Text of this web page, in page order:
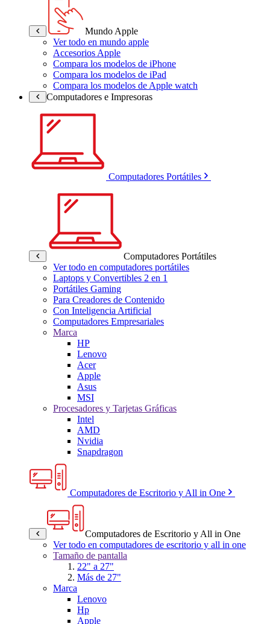
Mundo Apple
Ver todo en mundo apple
Accesorios Apple
Compara los modelos de iPhone
Compara los modelos de iPad
Compara los modelos de Apple watch
Computadores e Impresoras
Computadores Portátiles
Computadores Portátiles
Ver todo en computadores portátiles
Laptops y Convertibles 2 en 1
Portátiles Gaming
Para Creadores de Contenido
Con Inteligencia Artificial
Computadores Empresariales
Marca
HP
Lenovo
Acer
Apple
Asus
MSI
Procesadores y Tarjetas Gráficas
Intel
AMD
Nvidia
Snapdragon
Computadores de Escritorio y All in One
Computadores de Escritorio y All in One
Ver todo en computadores de escritorio y all in one
Tamaño de pantalla
22" a 27"
Más de 27"
Marca
Lenovo
Hp
Apple